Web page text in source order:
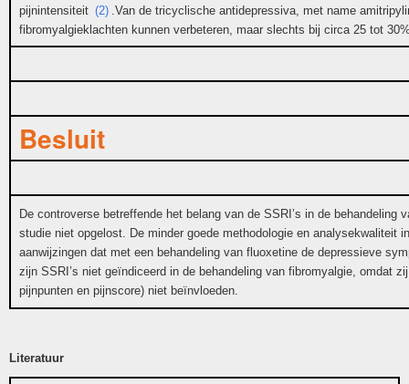
pijnintensiteit (2) .Van de tricyclische antidepressiva, met name
fibromyalgieklachten kunnen verbeteren, maar slechts bij circa 25 tot
Besluit
De controverse betreffende het belang van de SSRI’s in de behandeling
studie niet opgelost. De minder goede methodologie en analysekwaliteit
aanwijzingen dat met een behandeling van fluoxetine de depressieve
zijn SSRI’s niet geïndiceerd in de behandeling van fibromyalgie, omdat
pijnpunten en pijnscore) niet beïnvloeden.
Literatuur